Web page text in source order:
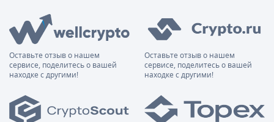
Оставьте отзыв о нашем
сервисе, поделитесь о вашей
находке с другими!
Оставьте отзыв о нашем
сервисе, поделитесь о вашей
находке с другими!